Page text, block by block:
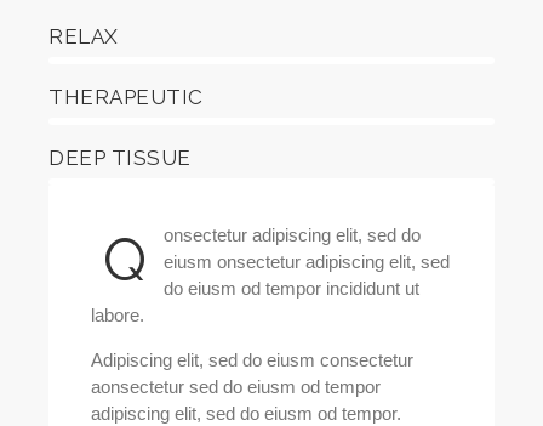
RELAX
THERAPEUTIC
DEEP TISSUE
Q
onsectetur adipiscing elit, sed do
eiusm onsectetur adipiscing elit, sed
do eiusm od tempor incididunt ut
labore.
Adipiscing elit, sed do eiusm consectetur
aonsectetur sed do eiusm od tempor
adipiscing elit, sed do eiusm od tempor.